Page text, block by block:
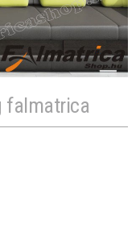
falmatrica